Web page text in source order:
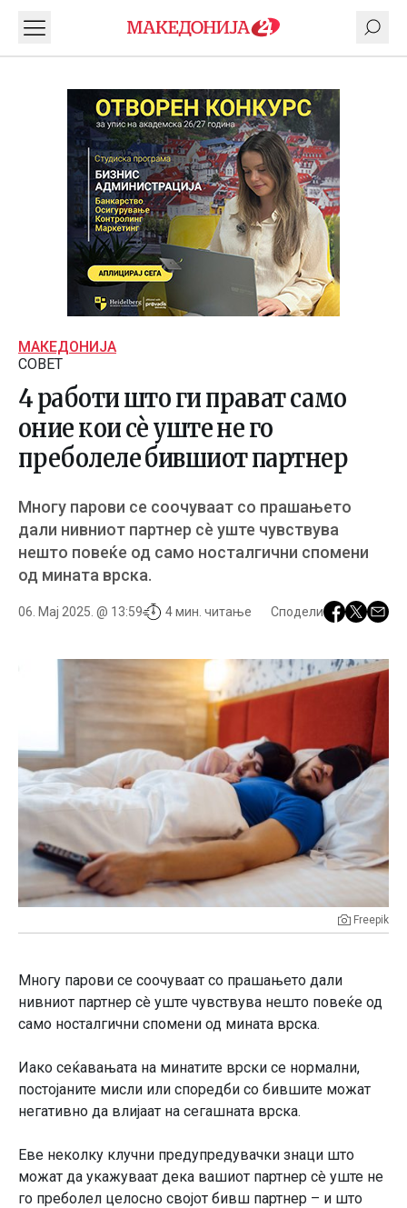
МАКЕДОНИЈА
СОВЕТ
4 работи што ги прават само
оние кои сè уште не го
преболеле бившиот партнер
Многу парови се соочуваат со прашањето
дали нивниот партнер сè уште чувствува
нешто повеќе од само носталгични спомени
од мината врска.
06. Мај 2025. @ 13:59 4 мин. читање Сподели
Freepik
Многу парови се соочуваат со прашањето дали
нивниот партнер сè уште чувствува нешто повеќе од
само носталгични спомени од мината врска.
Иако сеќавањата на минатите врски се нормални,
постојаните мисли или споредби со бившите можат
негативно да влијаат на сегашната врска.
Еве неколку клучни предупредувачки знаци што
можат да укажуваат дека вашиот партнер сè уште не
го преболел целосно својот бивш партнер – и што